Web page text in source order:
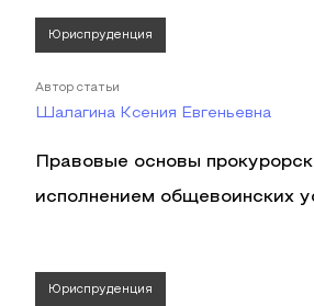
Юриспруденция
Автор статьи
Шалагина Ксения Евгеньевна
Правовые основы
исполнением общевоинских
Юриспруденция